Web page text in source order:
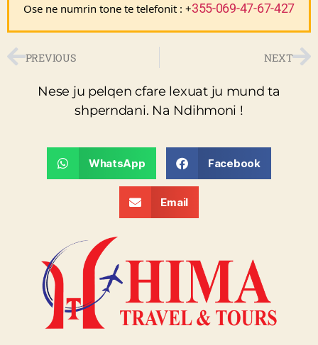
Ose ne numrin tone te telefonit : +355-069-47-67-427
PREVIOUS NEXT
Nese ju pelqen cfare lexuat ju mund ta
shperndani. Na Ndihmoni !
WhatsApp Facebook
Email